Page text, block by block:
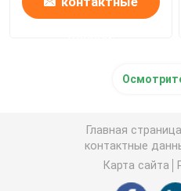
покер
Главная страница
контактные
Карта сайта